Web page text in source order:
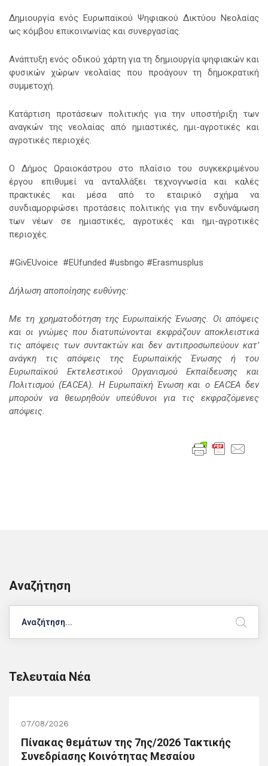
Δημιουργία ενός Ευρωπαϊκού Ψηφιακού Δικτύου Νεολαίας
ως κόμβου επικοινωνίας και συνεργασίας.
Ανάπτυξη ενός οδικού χάρτη για τη δημιουργία ψηφιακών και
φυσικών χώρων νεολαίας που προάγουν τη δημοκρατική
συμμετοχή.
Κατάρτιση προτάσεων πολιτικής για την υποστήριξη των
αναγκών της νεολαίας από ημιαστικές, ημι-αγροτικές και
αγροτικές περιοχές.
Ο Δήμος Ωραιοκάστρου στο πλαίσιο του συγκεκριμένου
έργου επιθυμεί να ανταλλάξει τεχνογνωσία και καλές
πρακτικές και μέσα από το εταιρικό σχήμα να
συνδιαμορφώσει προτάσεις πολιτικής για την ενδυνάμωση
των νέων σε ημιαστικές, αγροτικές και ημι-αγροτικές
περιοχές.
#GivEUvoice #EUfunded #usbngo #Erasmusplus
Δήλωση αποποίησης ευθύνης:
Με τη χρηματοδότηση της Ευρωπαϊκής Ένωσης. Οι απόψεις
και οι γνώμες που διατυπώνονται εκφράζουν αποκλειστικά
τις απόψεις των συντακτών και δεν αντιπροσωπεύουν κατ’
ανάγκη τις απόψεις της Ευρωπαϊκής Ένωσης ή του
Ευρωπαϊκού Εκτελεστικού Οργανισμού Εκπαίδευσης και
Πολιτισμού (EACEA). Η Ευρωπαϊκή Ένωση και ο EACEA δεν
μπορούν να θεωρηθούν υπεύθυνοι για τις εκφραζόμενες
απόψεις.
Αναζήτηση
Τελευταία Νέα
07/08/2026
Πίνακας θεμάτων της 7ης/2026 Τακτικής
Συνεδρίασης Κοινότητας Μεσαίου